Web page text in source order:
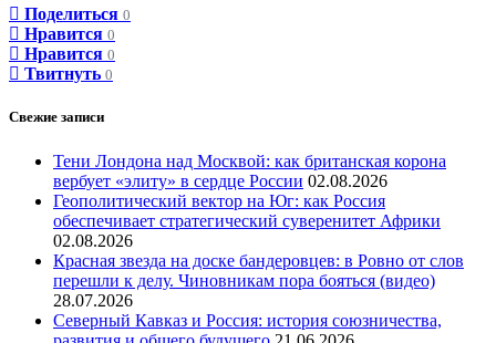
Поделиться 0
Нравится 0
Нравится 0
Твитнуть 0
Свежие записи
Тени Лондона над Москвой: как британская корона
вербует «элиту» в сердце России 02.08.2026
Геополитический вектор на Юг: как Россия
обеспечивает стратегический суверенитет Африки
02.08.2026
Красная звезда на доске бандеровцев: в Ровно от слов
перешли к делу. Чиновникам пора бояться (видео)
28.07.2026
Северный Кавказ и Россия: история союзничества,